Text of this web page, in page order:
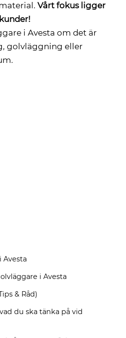
Vårt fokus ligger
i Avesta om det är
golvläggning eller
Avesta
i Avesta
& Råd)
du ska tänka på vid